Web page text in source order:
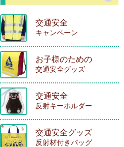
交通安全
キャンペーン
お子様のための
交通安全グッズ
交通安全
反射キーホルダー
交通安全グッズ
反射材付きバッグ